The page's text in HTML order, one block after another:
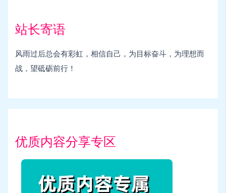
站长寄语
风雨过后总会有彩虹，相信自己，为目标奋斗，为理想而
战，望砥砺前行！
优质内容分享专区